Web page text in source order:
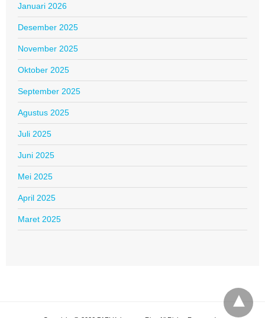
Januari 2026
Desember 2025
November 2025
Oktober 2025
September 2025
Agustus 2025
Juli 2025
Juni 2025
Mei 2025
April 2025
Maret 2025